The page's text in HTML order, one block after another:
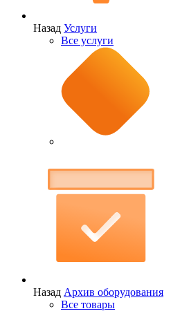
Назад Услуги
Все услуги
Назад Архив оборудования
Все товары